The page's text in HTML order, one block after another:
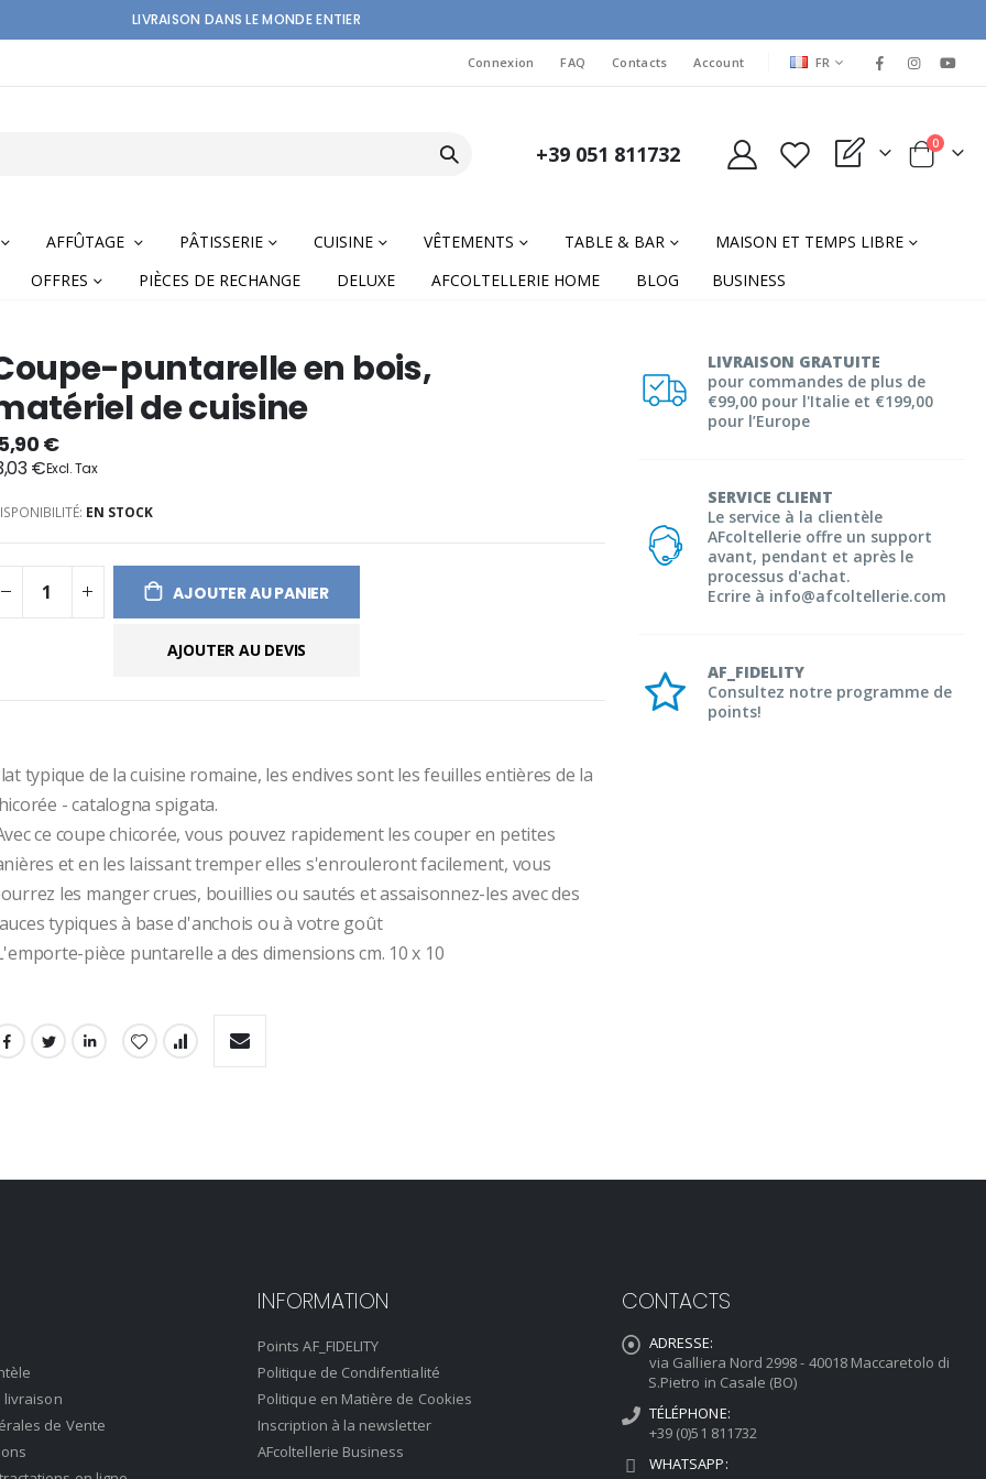
LIVRAISON DANS LE MONDE ENTIER
Connexion FAQ Contacts Account LANGUAGE
FR
+39 051 811732 My Quote Cart
0items
AFFÛTAGE PÂTISSERIE CUISINE VÊTEMENTS TABLE & BAR
MAISON ET TEMPS LIBRE
OFFRES PIÈCES DE RECHANGE DELUXE AFCOLTELLERIE HOME BLOG BUSINESS
LIVRAISON GRATUITE
pour commandes de plus de
€99,00 pour l'Italie et €199,00
pour l’Europe
SERVICE CLIENT
Le service à la clientèle
AFcoltellerie offre un support
avant, pendant et après le
processus d'achat.
Ecrire à info@afcoltellerie.com
AF_FIDELITY
Consultez notre programme de
points!
puntarelle en bois,
de cuisine
€
€
EN STOCK
AJOUTER AU PANIER
AJOUTER AU DEVIS
typique de la cuisine romaine, les endives sont les feuilles entières de la
- catalogna spigata.
et en les laissant tremper elles s'enrouleront facilement, vous
les manger crues, bouillies ou sautés et assaisonnez-les avec des
typiques à base d'anchois ou à votre goût
pièce puntarelle a des dimensions cm. 10 x 10
livraison
de Vente
INFORMATION
Points AF_FIDELITY
Politique de Condifentialité
Politique en Matière de Cookies
Inscription à la newsletter
AFcoltellerie Business
CONTACTS
ADRESSE:
via Galliera Nord 2998 - 40018 Maccaretolo di
S.Pietro in Casale (BO)
TÉLÉPHONE:
+39 (0)51 811732
WHATSAPP: